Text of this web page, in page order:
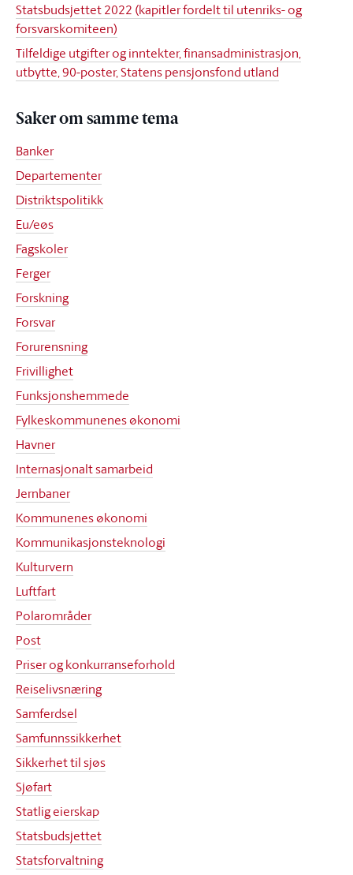
Statsbudsjettet 2022 (kapitler fordelt til utenriks- og
forsvarskomiteen)
Tilfeldige utgifter og inntekter, finansadministrasjon,
utbytte, 90-poster, Statens pensjonsfond utland
Saker om samme tema
Banker
Departementer
Distriktspolitikk
Eu/eøs
Fagskoler
Ferger
Forskning
Forsvar
Forurensning
Frivillighet
Funksjonshemmede
Fylkeskommunenes økonomi
Havner
Internasjonalt samarbeid
Jernbaner
Kommunenes økonomi
Kommunikasjonsteknologi
Kulturvern
Luftfart
Polarområder
Post
Priser og konkurranseforhold
Reiselivsnæring
Samferdsel
Samfunnssikkerhet
Sikkerhet til sjøs
Sjøfart
Statlig eierskap
Statsbudsjettet
Statsforvaltning